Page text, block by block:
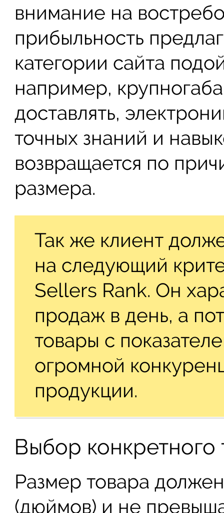
внимание на
прибыльность
категории сайта
например,
доставлять,
точных знаний и
возвращается по
размера.
Так же клиент
на следующий
Sellers Rank. Он
продаж в день, а
товары с
огромной
продукции.
Выбор конкретного
Размер товара
(дюймов) и не